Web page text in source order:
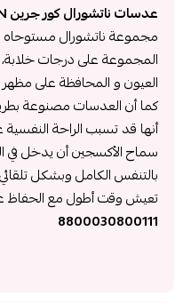
عدسات ناتشورال كور جرين CORE GREEN :
مجموعة ناتشورال مستوحاه
المجموعة على درجات
العيون و المحافظة على
كما أن العدسات مصنوعة
أنها قد تسبب الراحة
سماح الأكسجين أن يدخل في
بالتنفس الكامل وبشكل
تعيش وقت أطول مع الحفاظ
8800030800111